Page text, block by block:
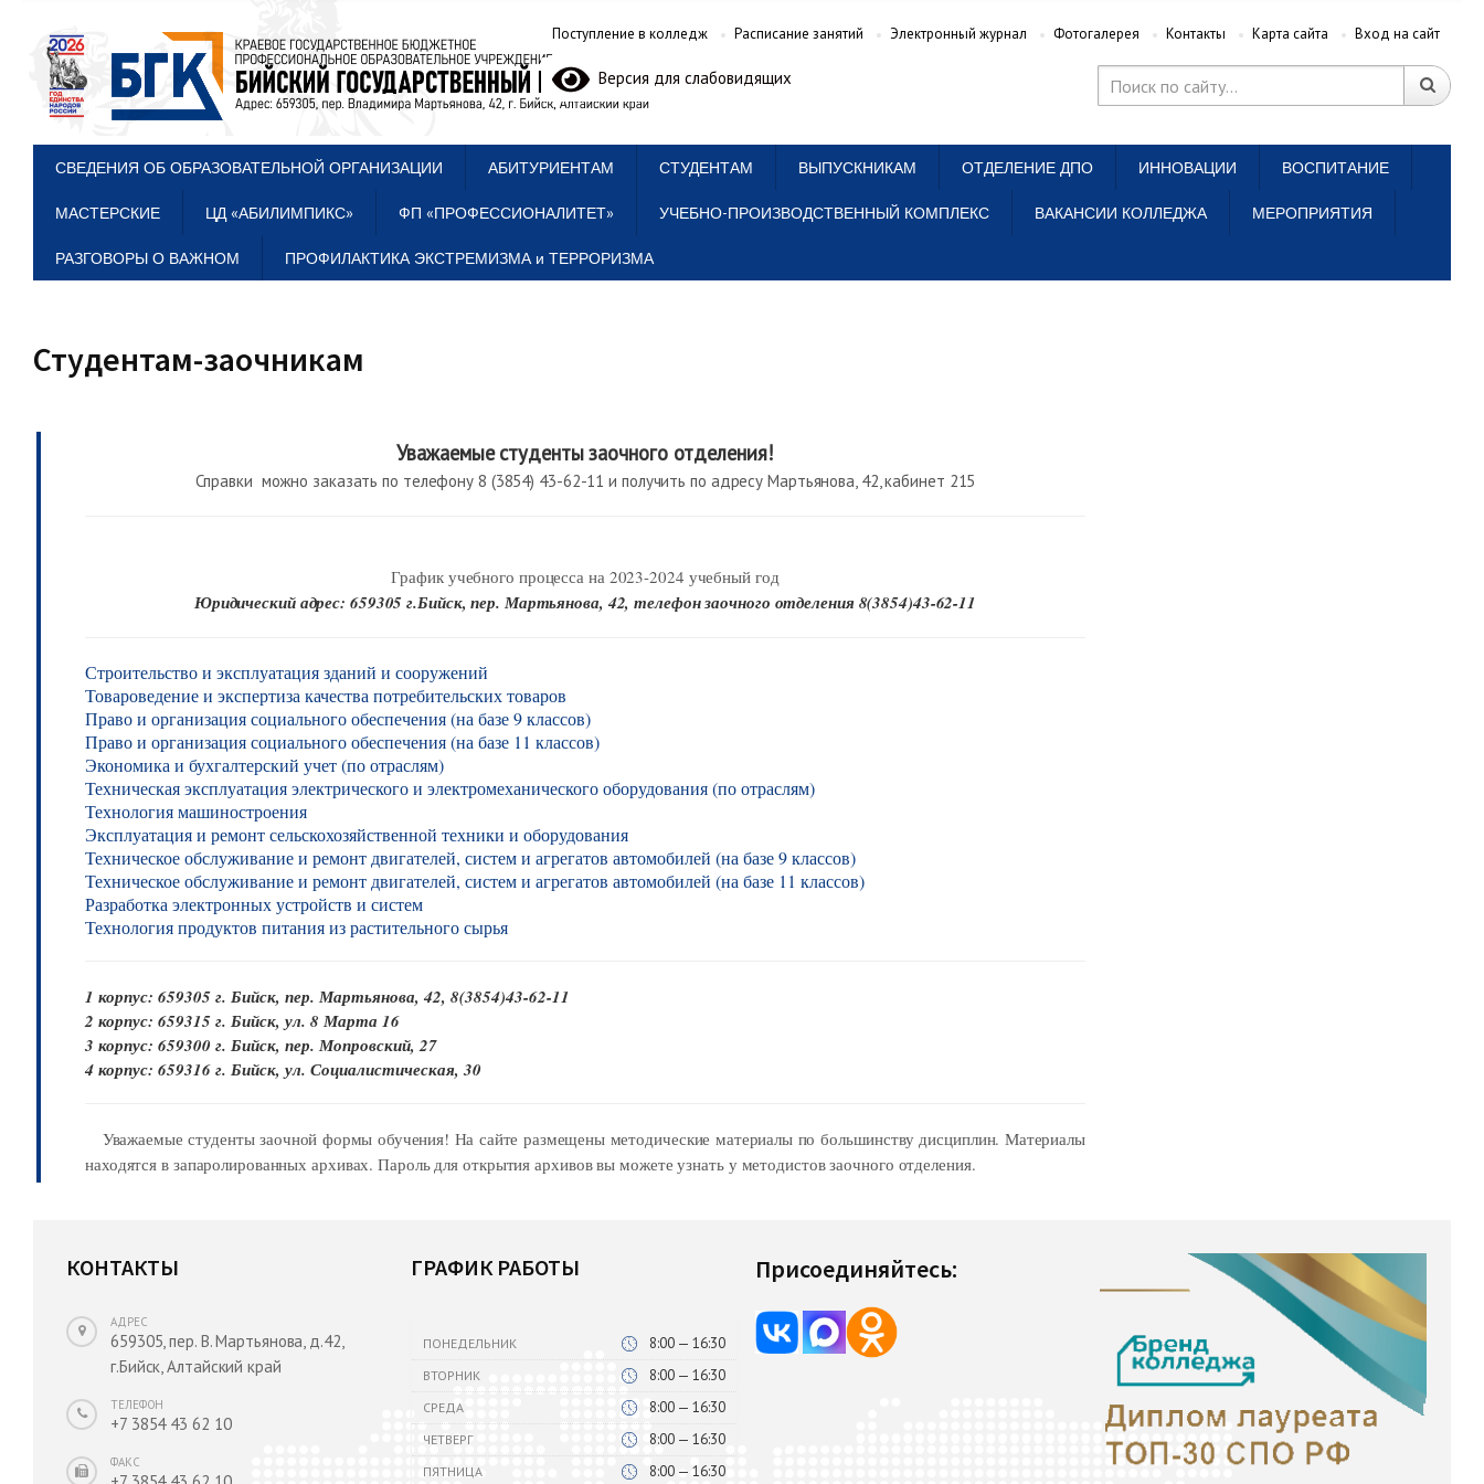
Поступление в колледж Расписание занятий Электронный журнал Фотогалерея Контакты Карта сайта Вход на сайт
Версия для слабовидящих
СВЕДЕНИЯ ОБ ОБРАЗОВАТЕЛЬНОЙ ОРГАНИЗАЦИИ АБИТУРИЕНТАМ СТУДЕНТАМ ВЫПУСКНИКАМ ОТДЕЛЕНИЕ ДПО ИННОВАЦИИ ВОСПИТАНИЕ
МАСТЕРСКИЕ ЦД «АБИЛИМПИКС» ФП «ПРОФЕССИОНАЛИТЕТ» УЧЕБНО-ПРОИЗВОДСТВЕННЫЙ КОМПЛЕКС ВАКАНСИИ КОЛЛЕДЖА МЕРОПРИЯТИЯ
РАЗГОВОРЫ О ВАЖНОМ ПРОФИЛАКТИКА ЭКСТРЕМИЗМА и ТЕРРОРИЗМА
Студентам-заочникам
Уважаемые студенты заочного отделения!
Справки можно заказать по телефону 8 (3854) 43-62-11 и получить по адресу Мартьянова, 42, кабинет 215
График учебного процесса на 2023-2024 учебный год
Юридический адрес: 659305 г.Бийск, пер. Мартьянова, 42, телефон заочного отделения 8(3854)43-62-11
Строительство и эксплуатация зданий и сооружений
Товароведение и экспертиза качества потребительских товаров
Право и организация социального обеспечения (на базе 9 классов)
Право и организация социального обеспечения (на базе 11 классов)
Экономика и бухгалтерский учет (по отраслям)
Техническая эксплуатация электрического и электромеханического оборудования (по отраслям)
Технология машиностроения
Эксплуатация и ремонт сельскохозяйственной техники и оборудования
Техническое обслуживание и ремонт двигателей, систем и агрегатов автомобилей (на базе 9 классов)
Техническое обслуживание и ремонт двигателей, систем и агрегатов автомобилей (на базе 11 классов)
Разработка электронных устройств и систем
Технология продуктов питания из растительного сырья
1 корпус: 659305 г. Бийск, пер. Мартьянова, 42, 8(3854)43-62-11
2 корпус: 659315 г. Бийск, ул. 8 Марта 16
3 корпус: 659300 г. Бийск, пер. Мопровский, 27
4 корпус: 659316 г. Бийск, ул. Социалистическая, 30
Уважаемые студенты заочной формы обучения! На сайте размещены методические материалы по большинству дисциплин. Материалы
находятся в запаролированных архивах. Пароль для открытия архивов вы можете узнать у методистов заочного отделения.
КОНТАКТЫ
АДРЕС
659305, пер. В. Мартьянова, д.42,
г.Бийск, Алтайский край
ТЕЛЕФОН
+7 3854 43 62 10
ФАКС
ГРАФИК РАБОТЫ
ПОНЕДЕЛЬНИК 8:00 — 16:30
ВТОРНИК 8:00 — 16:30
СРЕДА 8:00 — 16:30
ЧЕТВЕРГ 8:00 — 16:30
ПЯТНИЦА 8:00 — 16:30
Присоединяйтесь: